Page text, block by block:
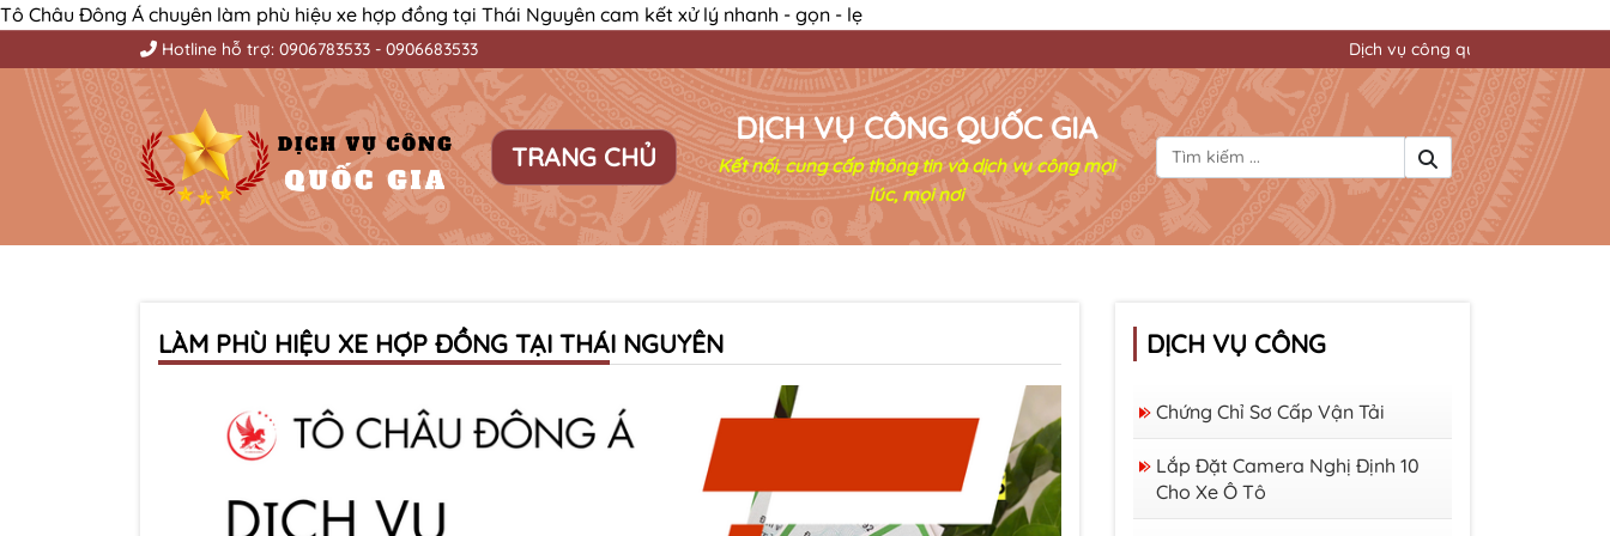
Tô Châu Đông Á chuyên làm phù hiệu xe hợp đồng tại Thái Nguyên cam kết xử lý nhanh - gọn - lẹ
Hotline hỗ trợ: 0906783533 - 0906683533 Dịch vụ công quốc gia đơn giản mọi thủ tục
TRANG CHỦ
DỊCH VỤ CÔNG QUỐC GIA
Kết nối, cung cấp thông tin và dịch vụ công mọi
lúc, mọi nơi
LÀM PHÙ HIỆU XE HỢP ĐỒNG TẠI THÁI NGUYÊN DỊCH VỤ CÔNG
Chứng Chỉ Sơ Cấp Vận Tải
Lắp Đặt Camera Nghị Định 10
Cho Xe Ô Tô